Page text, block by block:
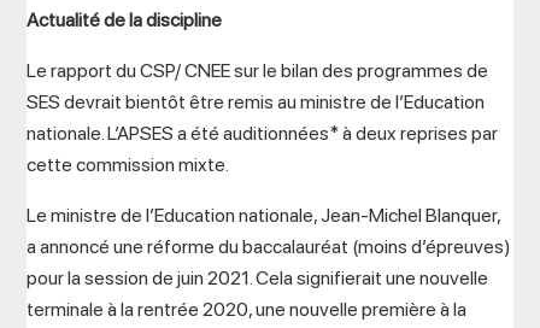
Actualité de la discipline
Le rapport du CSP/ CNEE sur le bilan des programmes de
SES devrait bientôt être remis au ministre de l’Education
nationale. L’APSES a été auditionnées* à deux reprises par
cette commission mixte.
Le ministre de l’Education nationale, Jean-Michel Blanquer,
a annoncé une réforme du baccalauréat (moins d’épreuves)
pour la session de juin 2021. Cela signifierait une nouvelle
terminale à la rentrée 2020, une nouvelle première à la